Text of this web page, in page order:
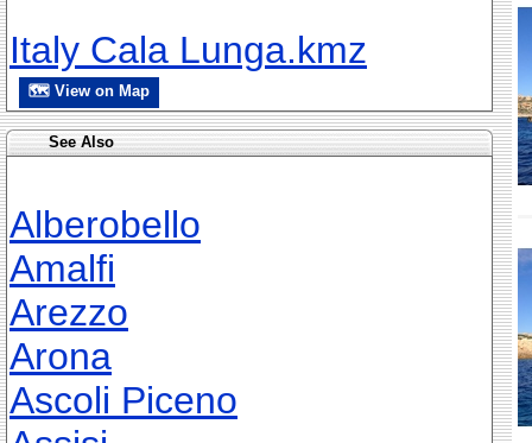
Italy Cala Lunga.kmz
🗺 View on Map
See Also
Alberobello
Amalfi
Arezzo
Arona
Ascoli Piceno